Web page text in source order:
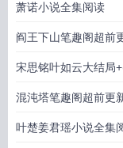
萧诺小说全集阅读
阎王下山笔趣阁超前
宋思铭叶如云大结局
混沌塔笔趣阁超前更
叶楚姜君瑶小说全集